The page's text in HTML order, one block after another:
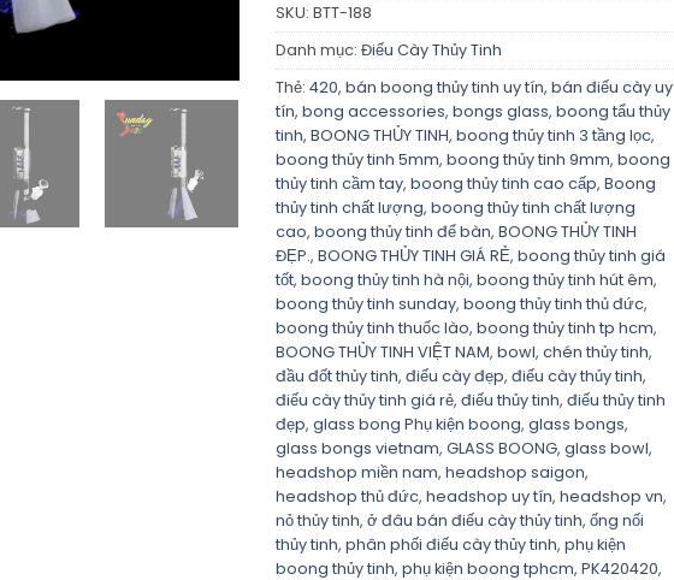
SKU: BTT-188
Danh mục: Điếu Cày Thủy Tinh
Thẻ: 420, bán boong thủy tinh uy tín, bán điếu cày uy
tín, bong accessories, bongs glass, boong tẩu thủy
tinh, BOONG THỦY TINH, boong thủy tinh 3 tầng lọc,
boong thủy tinh 5mm, boong thủy tinh 9mm, boong
thủy tinh cầm tay, boong thủy tinh cao cấp, Boong
thủy tinh chất lượng, boong thủy tinh chất lượng
cao, boong thủy tinh để bàn, BOONG THỦY TINH
ĐẸP., BOONG THỦY TINH GIÁ RẺ, boong thủy tinh giá
tốt, boong thủy tinh hà nội, boong thủy tinh hút êm,
boong thủy tinh sunday, boong thủy tinh thủ đức,
boong thủy tinh thuốc lào, boong thủy tinh tp hcm,
BOONG THỦY TINH VIỆT NAM, bowl, chén thủy tinh,
đầu đốt thủy tinh, điếu cày đẹp, điếu cày thủy tinh,
điếu cày thủy tinh giá rẻ, điếu thủy tinh, điếu thủy tinh
đẹp, glass bong Phụ kiện boong, glass bongs,
glass bongs vietnam, GLASS BOONG, glass bowl,
headshop miền nam, headshop saigon,
headshop thủ đức, headshop uy tín, headshop vn,
nỏ thủy tinh, ở đâu bán điếu cày thủy tinh, ống nối
thủy tinh, phân phối điếu cày thủy tinh, phụ kiện
boong thủy tinh, phụ kiện boong tphcm, PK420420,